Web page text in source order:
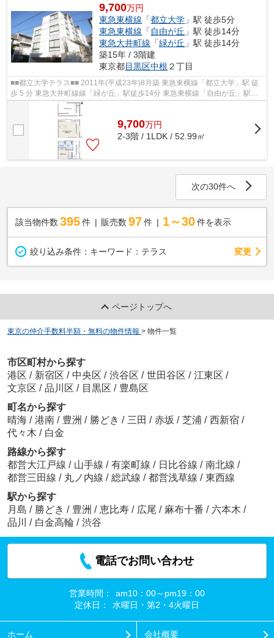
9,700万円
東急東横線 「都立大学 」駅 徒歩5分
東急東横線 「 自由が丘 」駅 徒歩14分
東急大井町線 「緑が丘 」駅 徒歩14分
築15年 / 3階建
東京都目黒区中根 ２丁目
■■都立大学テラス■■ 2011年(平成23年)8月築 東急東横線「都立大学」駅 徒
歩 5 分 東急大井町線線「緑が丘」駅徒歩14分 東急東横線「自由が丘」駅徒
歩14分 2025年大規模修繕工事実施...
9,700万円
2-3階 / 1LDK / 52.99㎡
次の30件へ
該当物件数 395件 販売数 97 件 1～30 件を表示
絞り込み条件： キーワード：テラス 変更
ページトップへ
東京の仲介手数料半額・無料の物件情報 > 物件一覧
市区町村から探す
港区 / 新宿区 / 中央区 / 渋谷区 / 世田谷区 / 江東区 /
文京区 / 品川区 / 目黒区 / 豊島区
町名から探す
晴海 / 港南 / 豊洲 / 勝どき / 三田 / 赤坂 / 芝浦 / 西新宿 /
代々木 / 白金
路線から探す
都営大江戸線 / 山手線 / 有楽町線 / 日比谷線 / 南北線 /
都営三田線 / 丸ノ内線 / 総武線 / 都営浅草線 / 東西線
駅から探す
月島 / 勝どき / 豊洲 / 恵比寿 / 広尾 / 麻布十番 / 六本木 /
品川
/ 白金高輪 / 渋谷
電話でお問い合わせ
営業時間：
am10：00～pm19：00
定休日：
水曜日・第2・4火曜日
ホーム 会社概要